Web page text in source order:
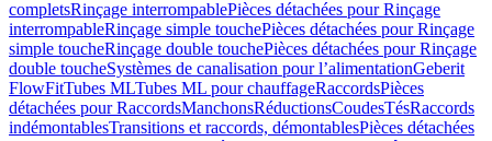
completsRinçage interrompablePièces détachées pour Rinçage
interrompableRinçage simple touchePièces détachées pour Rinçage
simple toucheRinçage double touchePièces détachées pour Rinçage
double toucheSystèmes de canalisation pour l’alimentationGeberit
FlowFitTubes MLTubes ML pour chauffageRaccordsPièces
détachées pour RaccordsManchonsRéductionsCoudesTésRaccords
indémontablesTransitions et raccords, démontablesPièces détachées